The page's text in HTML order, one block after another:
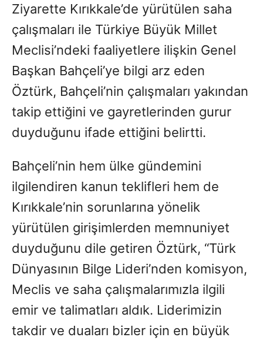
Ziyarette Kırıkkale’de yürütülen saha
çalışmaları ile Türkiye Büyük Millet
Meclisi’ndeki faaliyetlere ilişkin Genel
Başkan Bahçeli’ye bilgi arz eden
Öztürk, Bahçeli’nin çalışmaları yakından
takip ettiğini ve gayretlerinden gurur
duyduğunu ifade ettiğini belirtti.
Bahçeli’nin hem ülke gündemini
ilgilendiren kanun teklifleri hem de
Kırıkkale’nin sorunlarına yönelik
yürütülen girişimlerden memnuniyet
duyduğunu dile getiren Öztürk, “Türk
Dünyasının Bilge Lideri’nden komisyon,
Meclis ve saha çalışmalarımızla ilgili
emir ve talimatları aldık. Liderimizin
takdir ve duaları bizler için en büyük